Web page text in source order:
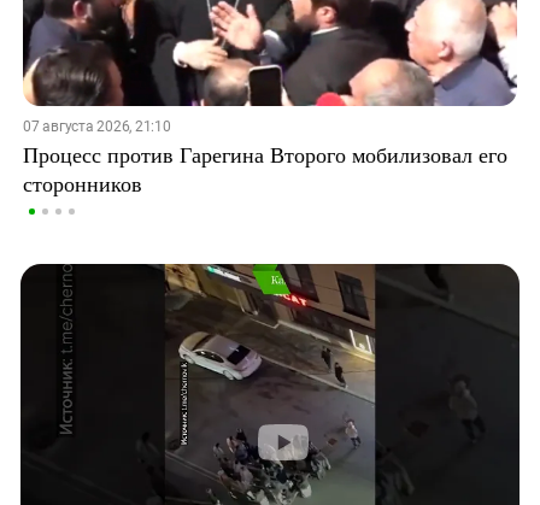
07 августа 2026, 21:10
Процесс против Гарегина Второго мобилизовал его
сторонников